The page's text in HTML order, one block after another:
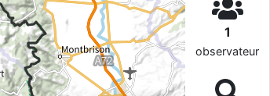
1
observateur